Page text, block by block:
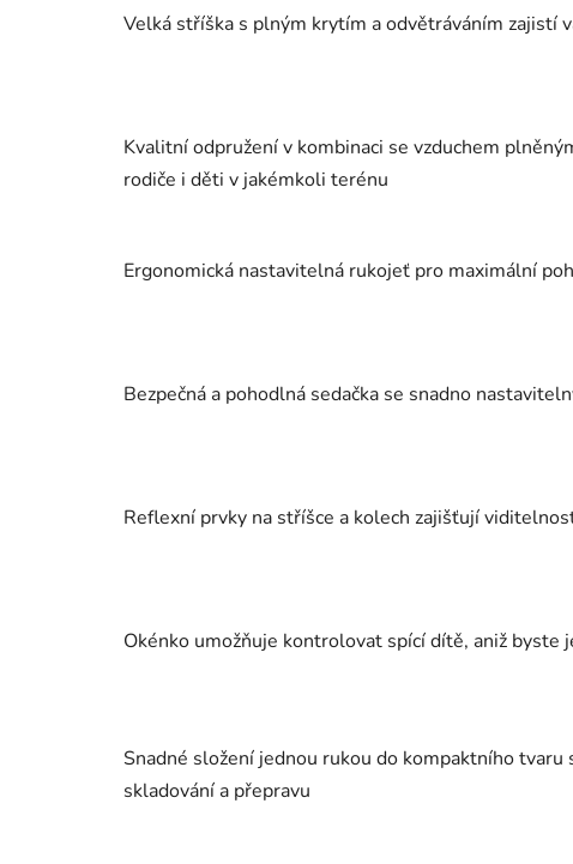
Velká stříška s plným krytím a odvětráváním zajistí
Kvalitní odpružení v kombinaci se vzduchem
rodiče i děti v jakémkoli terénu
Ergonomická nastavitelná rukojeť pro maximální
Bezpečná a pohodlná sedačka se snadno
Reflexní prvky na stříšce a kolech zajišťují
Okénko umožňuje kontrolovat spící dítě, aniž byste
Snadné složení jednou rukou do kompaktního
skladování a přepravu